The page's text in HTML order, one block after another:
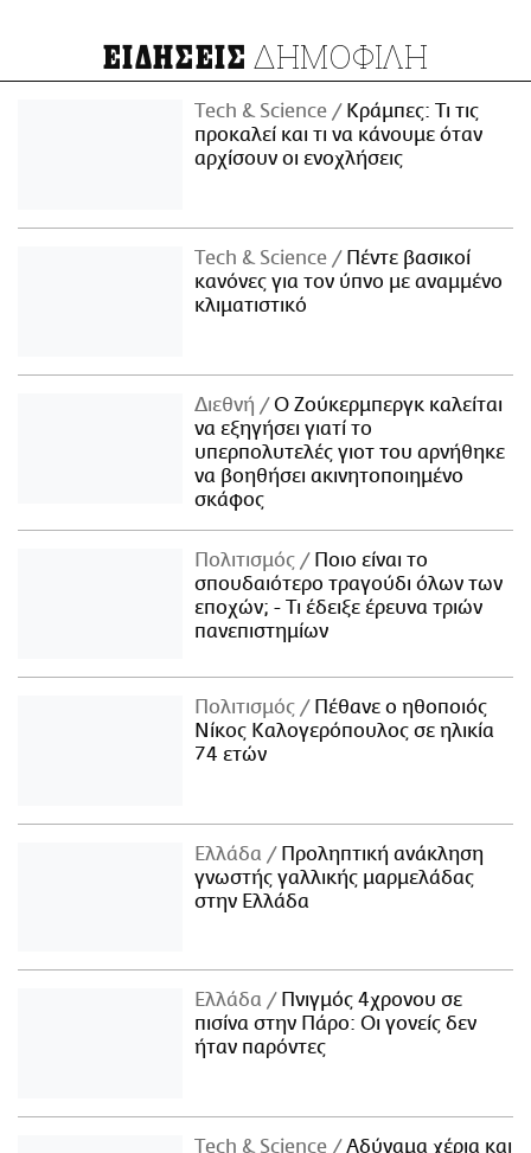
ΕΙΔΗΣΕΙΣ ΔΗΜΟΦΙΛΗ
Τech & Science
Κράμπες: Τι τις
προκαλεί και τι να κάνουμε όταν
αρχίσουν οι ενοχλήσεις
Τech & Science
Πέντε βασικοί
κανόνες για τον ύπνο με αναμμένο
κλιματιστικό
Διεθνή
Ο Ζούκερμπεργκ καλείται
να εξηγήσει γιατί το
υπερπολυτελές γιοτ του αρνήθηκε
να βοηθήσει ακινητοποιημένο
σκάφος
Πολιτισμός
Ποιο είναι το
σπουδαιότερο τραγούδι όλων των
εποχών; - Τι έδειξε έρευνα τριών
πανεπιστημίων
Πολιτισμός
Πέθανε ο ηθοποιός
Νίκος Καλογερόπουλος σε ηλικία
74 ετών
Ελλάδα
Προληπτική ανάκληση
γνωστής γαλλικής μαρμελάδας
στην Ελλάδα
Ελλάδα
Πνιγμός 4χρονου σε
πισίνα στην Πάρο: Οι γονείς δεν
ήταν παρόντες
Τech & Science
Αδύναμα χέρια και